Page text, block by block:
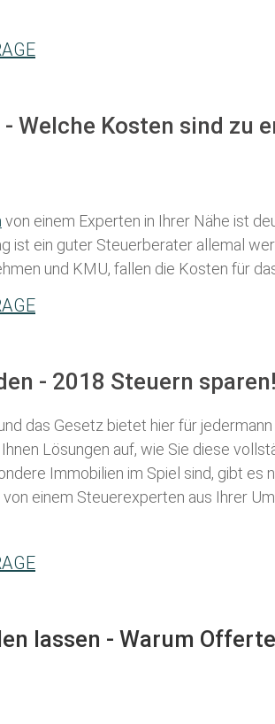
Welche Kosten sind zu
von einem Experten in Ihrer Nähe ist
ist ein guter Steuerberater allemal
und KMU, fallen die Kosten für
- 2018 Steuern sparen!
das Gesetz bietet hier für
Lösungen auf, wie Sie diese
Immobilien im Spiel sind, gibt
von einem Steuerexperten aus Ihrer
lassen - Warum